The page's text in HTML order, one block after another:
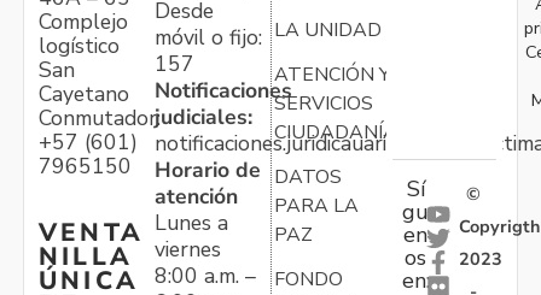
Complejo
logístico
San
Cayetano
Conmutador:
+57 (601)
7965150
VENTA
NILLA
ÚNICA
Desde
móvil o fijo:
157
Notificaciones
judiciales:
Horario de
atención
Lunes a
viernes
8:00 a.m. –
LA UNIDAD
ATENCIÓN Y
SERVICIOS
CIUDADANÍA
DATOS
PARA LA
PAZ
FONDO
Sí
gu
en
os
en:
©
Copyrigth
2023